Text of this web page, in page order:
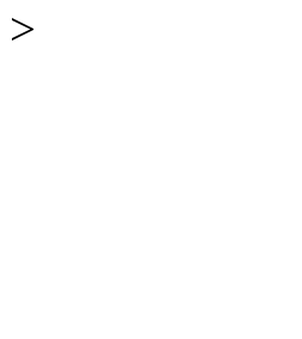
>